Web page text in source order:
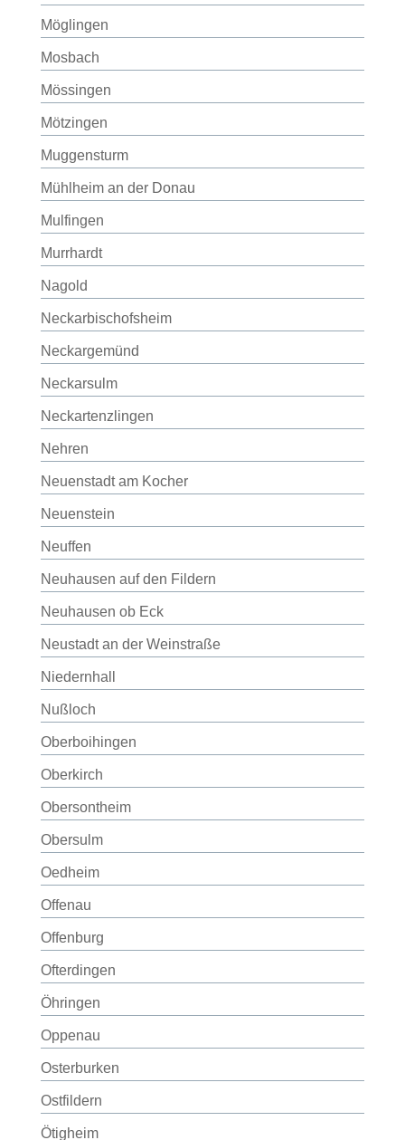
Möglingen
Mosbach
Mössingen
Mötzingen
Muggensturm
Mühlheim an der Donau
Mulfingen
Murrhardt
Nagold
Neckarbischofsheim
Neckargemünd
Neckarsulm
Neckartenzlingen
Nehren
Neuenstadt am Kocher
Neuenstein
Neuffen
Neuhausen auf den Fildern
Neuhausen ob Eck
Neustadt an der Weinstraße
Niedernhall
Nußloch
Oberboihingen
Oberkirch
Obersontheim
Obersulm
Oedheim
Offenau
Offenburg
Ofterdingen
Öhringen
Oppenau
Osterburken
Ostfildern
Ötigheim